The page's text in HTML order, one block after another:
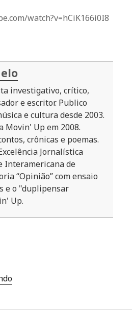
watch?v=hCiK166i0I8
investigativo, crítico,
e escritor. Publico
e cultura desde 2003.
Movin' Up em 2008.
crônicas e poemas.
Jornalística
Interamericana de
“Opinião” com ensaio
e o "duplipensar
Up.